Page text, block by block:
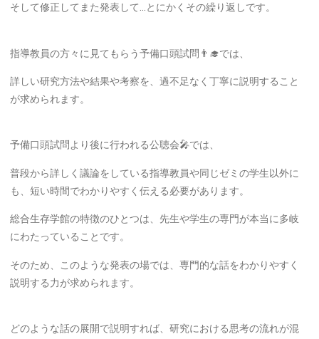
そして修正してまた発表して…とにかくその繰り返しです。
指導教員の方々に見てもらう予備口頭試問👨‍🎓では、
詳しい研究方法や結果や考察を、過不足なく丁寧に説明すること
が求められます。
予備口頭試問より後に行われる公聴会🎤では、
普段から詳しく議論をしている指導教員や同じゼミの学生以外に
も、短い時間でわかりやすく伝える必要があります。
総合生存学館の特徴のひとつは、先生や学生の専門が本当に多岐
にわたっていることです。
そのため、このような発表の場では、専門的な話をわかりやすく
説明する力が求められます。
どのような話の展開で説明すれば、研究における思考の流れが混